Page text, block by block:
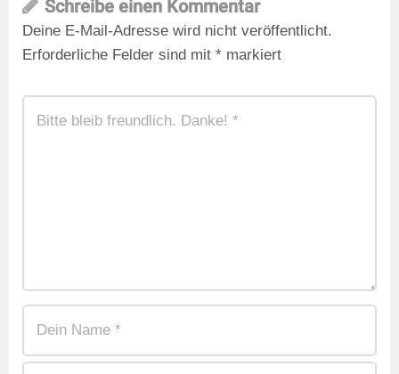
Schreibe einen Kommentar
Deine E-Mail-Adresse wird nicht veröffentlicht.
Erforderliche Felder sind mit * markiert